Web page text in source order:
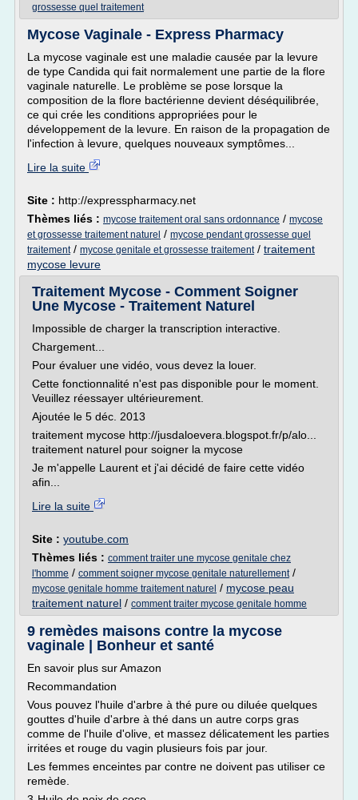
grossesse quel traitement
Mycose Vaginale - Express Pharmacy
La mycose vaginale est une maladie causée par la levure
de type Candida qui fait normalement une partie de la flore
vaginale naturelle. Le problème se pose lorsque la
composition de la flore bactérienne devient déséquilibrée,
ce qui crée les conditions appropriées pour le
développement de la levure. En raison de la propagation de
l'infection à levure, quelques nouveaux symptômes...
Lire la suite
Site : http://expresspharmacy.net
Thèmes liés : mycose traitement oral sans ordonnance / mycose
et grossesse traitement naturel / mycose pendant grossesse quel
traitement/ mycose genitale et grossesse traitement/ traitement
mycose levure
Traitement Mycose - Comment Soigner
Une Mycose - Traitement Naturel
Impossible de charger la transcription interactive.
Chargement...
Pour évaluer une vidéo, vous devez la louer.
Cette fonctionnalité n'est pas disponible pour le moment.
Veuillez réessayer ultérieurement.
Ajoutée le 5 déc. 2013
traitement mycose http://jusdaloevera.blogspot.fr/p/alo...
traitement naturel pour soigner la mycose
Je m'appelle Laurent et j'ai décidé de faire cette vidéo
afin...
Lire la suite
Site : youtube.com
Thèmes liés : comment traiter une mycose genitale chez
l'homme / comment soigner mycose genitale naturellement/
mycose genitale homme traitement naturel / mycose peau
traitement naturel / comment traiter mycose genitale homme
9 remèdes maisons contre la mycose
vaginale | Bonheur et santé
En savoir plus sur Amazon
Recommandation
Vous pouvez l'huile d'arbre à thé pure ou diluée quelques
gouttes d'huile d'arbre à thé dans un autre corps gras
comme de l'huile d'olive, et massez délicatement les parties
irritées et rouge du vagin plusieurs fois par jour.
Les femmes enceintes par contre ne doivent pas utiliser ce
remède.